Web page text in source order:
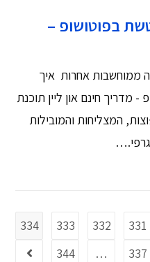
בפוטושופ –
ממוחשבות אחרות איך
חינם און ליין תוכנת
המצליחות והמובילות
331
332
333
334
337
…
344